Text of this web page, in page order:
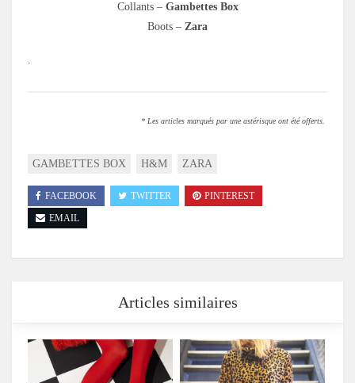
Collants – Gambettes Box
Boots – Zara
.
* Les articles marqués par une astérisque ont été offerts.
GAMBETTES BOX H&M ZARA
FACEBOOK TWITTER
PINTEREST
EMAIL
Articles similaires